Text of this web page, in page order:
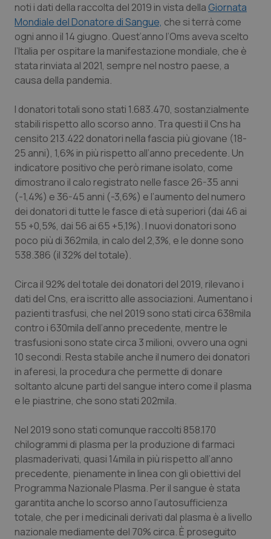
Emilia-Romagna
Friuli Venezia Giulia
Lazio
Liguria
Lombardia
Marche
Molise
Piemonte
Provincia Autonoma di Trento
Puglia
Sardegna
Sicilia
Toscana
Umbria
Valle D’Aosta
Veneto
Colesterolo & coronaropatie
Dermatite Atopica
Diabete & glucometri
Disturbi dell’umore
Dolore
Donna & Salute
Epatiti
HIV
Ipertensione & Scompenso
Malattie rare
Malattia di Crohn & Rettocolite Ulcerosa
Neuroscienze & patologie neurodegenerative
Obesità
Oftalmologia
Oncodermatologia
Oncoematologia
noti i dati della raccolta del 2019 in vista della Giornata
Mondiale del Donatore di Sangue, che si terrà come
ogni anno il 14 giugno. Quest’anno l’Oms aveva scelto
l’Italia per ospitare la manifestazione mondiale, che è
stata rinviata al 2021, sempre nel nostro paese, a
causa della pandemia.
I donatori totali sono stati 1.683.470, sostanzialmente
stabili rispetto allo scorso anno. Tra questi il Cns ha
censito 213.422 donatori nella fascia più giovane (18-
25 anni), 1,6% in più rispetto all’anno precedente. Un
indicatore positivo che però rimane isolato, come
dimostrano il calo registrato nelle fasce 26-35 anni
(-1,4%) e 36-45 anni (-3,6%) e l’aumento del numero
dei donatori di tutte le fasce di età superiori (dai 46 ai
55 +0,5%, dai 56 ai 65 +5,1%). I nuovi donatori sono
poco più di 362mila, in calo del 2,3%, e le donne sono
538.386 (il 32% del totale).
Circa il 92% del totale dei donatori del 2019, rilevano i
dati del Cns, era iscritto alle associazioni. Aumentano i
pazienti trasfusi, che nel 2019 sono stati circa 638mila
contro i 630mila dell’anno precedente, mentre le
trasfusioni sono state circa 3 milioni, ovvero una ogni
10 secondi. Resta stabile anche il numero dei donatori
in aferesi, la procedura che permette di donare
soltanto alcune parti del sangue intero come il plasma
e le piastrine, che sono stati 202mila.
Nel 2019 sono stati comunque raccolti 858.170
chilogrammi di plasma per la produzione di farmaci
plasmaderivati, quasi 14mila in più rispetto all’anno
precedente, pienamente in linea con gli obiettivi del
Programma Nazionale Plasma. Per il sangue è stata
garantita anche lo scorso anno l’autosufficienza
totale, che per i medicinali derivati dal plasma è a livello
nazionale mediamente del 70% circa. È proseguito